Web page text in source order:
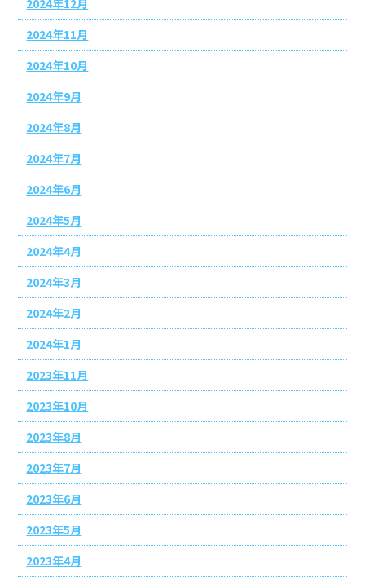
2024年11月
2024年10月
2024年9月
2024年8月
2024年7月
2024年6月
2024年5月
2024年4月
2024年3月
2024年2月
2024年1月
2023年11月
2023年10月
2023年8月
2023年7月
2023年6月
2023年5月
2023年4月